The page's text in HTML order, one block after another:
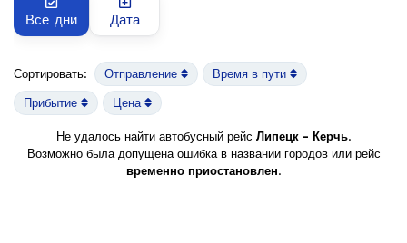
Все дни Дата
Сортировать: Отправление Время в пути
Прибытие Цена
Не удалось найти автобусный рейс Липецк - Керчь.
Возможно была допущена ошибка в названии городов или рейс
временно приостановлен.